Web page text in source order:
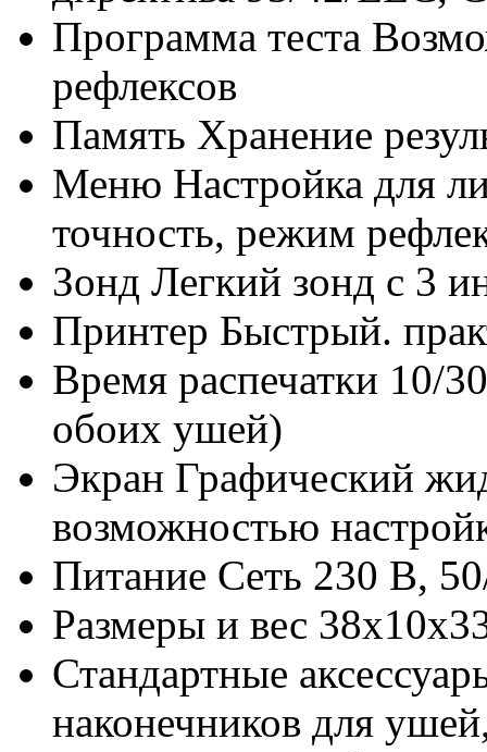
Программа теста
рефлексов
Память Хранение
Меню Настройка для
точность, режим
Зонд Легкий зонд с 3
Принтер Быстрый.
Время распечатки 10/
обоих ушей)
Экран Графический
возможностью
Питание Сеть 230 В,
Размеры и вес
Стандартные
наконечников для